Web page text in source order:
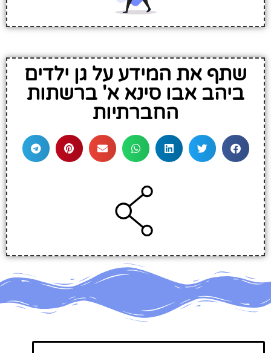
שתף את המידע על גן ילדים
ביהב אבו סינא א' ברשתות
החברתיות